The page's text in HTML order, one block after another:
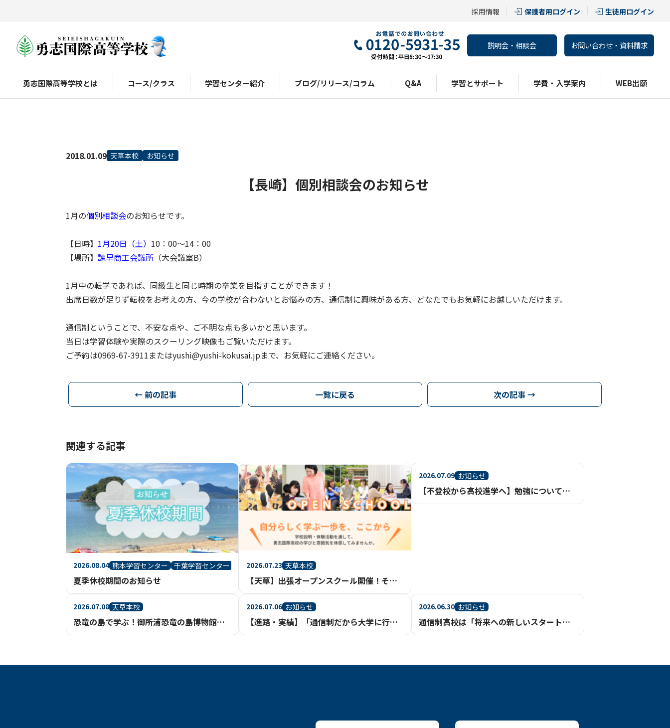
採用情報 保護者用ログイン 生徒用ログイン
説明会・相談会 お問い合わせ・資料請求
勇志国際高等学校とは コース/クラス 学習センター紹介 ブログ/リリース/コラム Q&A 学習とサポート 学費・入学案内 WEB出願
2018.01.09 天草本校 お知らせ
【長崎】個別相談会のお知らせ
1月の個別相談会のお知らせです。
【日時】 1月20日（土） 10：00～14：00
【場所】 諫早商工会議所 （大会議室B）
1月中の転学であれば、同級生と同じ時期の卒業を目指すことができます！
出席日数が足りず転校をお考えの方、今の学校が合わないとお悩みの方、通信制に興味がある方、どなたでもお気軽にお越しいただけます。
通信制ということで、不安な点や、ご不明な点も多いかと思います。
当日は学習体験や実際のスクーリング映像もご覧いただけます。
ご予約は0969-67-3911またはyushi@yushi-kokusai.jpまで、お気軽にご連絡ください。
← 前の記事 一覧に戻る 次の記事 →
関連する記事
2026.08.04 熊本学習センター 千葉学習センター
夏季休校期間のお知らせ
2026.07.23 天草本校
【天草】出張オープンスクール開催！その魅力をご紹介
2026.07.09 お知らせ
【不登校から高校進学へ】勉強についていける？基礎からさかのぼって学べる通信制高校という選択
2026.07.08 天草本校
恐竜の島で学ぶ！御所浦恐竜の島博物館見学へ行ってきました【天草本校】
2026.07.06 お知らせ
【進路・実績】「通信制だから大学に行けない」は、もう過去のイメージ。【鹿児島】
2026.06.30 お知らせ
通信制高校は「将来への新しいスタート地点」｜一人ひとりの進路実現を支える充実のサポート体制【鹿児島】